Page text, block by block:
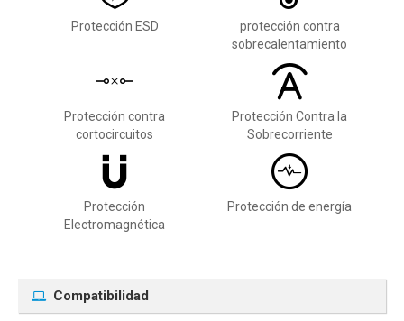
Protección ESD
protección contra
sobrecalentamiento
Protección contra
cortocircuitos
Protección Contra la
Sobrecorriente
Protección
Electromagnética
Protección de energía
Compatibilidad